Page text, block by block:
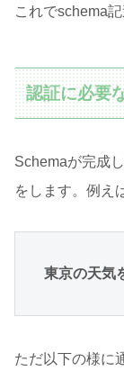
これでschema
認証に必要
Schemaが完成
をします。例え
東京の天気
ただ以下の様に